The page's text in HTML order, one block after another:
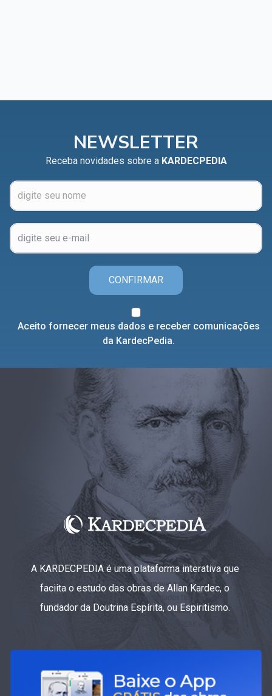
NEWSLETTER
Receba novidades sobre a KARDECPEDIA
CONFIRMAR
Aceito fornecer meus dados e receber comunicações
da KardecPedia.
A KARDECPEDIA é uma plataforma interativa que
faciita o estudo das obras de Allan Kardec, o
fundador da Doutrina Espírita, ou Espiritismo.